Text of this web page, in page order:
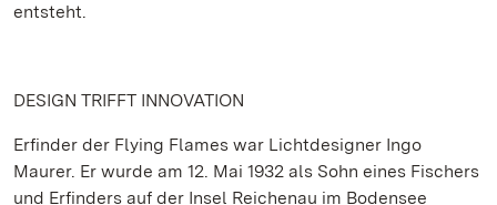
entsteht.
DESIGN TRIFFT INNOVATION
Erfinder der Flying Flames war Lichtdesigner Ingo
Maurer. Er wurde am 12. Mai 1932 als Sohn eines Fischers
und Erfinders auf der Insel Reichenau im Bodensee